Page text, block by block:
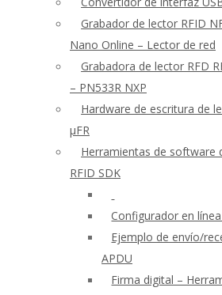
Grabador de lector RFID
Nano Online – Lector de red
Grabadora de lector RFD
– PN533R NXP
Hardware de escritura de
μFR
Herramientas de software
RFID SDK
Configurador en
Ejemplo de envío/
APDU
Firma digital –